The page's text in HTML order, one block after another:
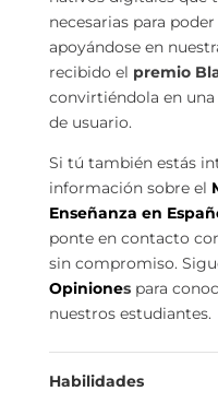
necesarias para
apoyándose en
recibido el premio
convirtiéndola en una
de usuario.
Si tú también estás
información sobre el
Enseñanza en
ponte en contacto
sin compromiso.
Opiniones para
nuestros estudiantes.
Habilidades